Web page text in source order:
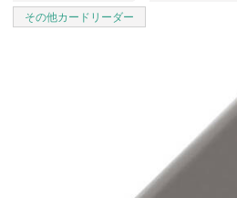
その他カードリーダー